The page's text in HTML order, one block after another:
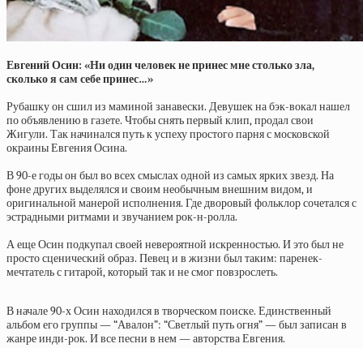
Евгений Осин: «Ни один человек не принес мне столько зла,
сколько я сам себе принес…»
Рубашку он сшил из маминой занавески. Девушек на бэк-вокал нашел
по объявлению в газете. Чтобы снять первый клип, продал свои
Жигули. Так начинался путь к успеху простого парня с московской
окраины Евгения Осина.
В 90-е годы он был во всех смыслах одной из самых ярких звезд. На
фоне других выделялся и своим необычным внешним видом, и
оригинальной манерой исполнения. Где дворовый фольклор сочетался с
эстрадными ритмами и звучанием рок-н-ролла.
А еще Осин подкупал своей невероятной искренностью. И это был не
просто сценический образ. Певец и в жизни был таким: паренек-
мечтатель с гитарой, который так и не смог повзрослеть.
В начале 90-х Осин находился в творческом поиске. Единственный
альбом его группы — “Авалон”: “Светлый путь огня” — был записан в
жанре инди-рок. И все песни в нем — авторства Евгения.